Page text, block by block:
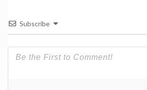
Subscribe